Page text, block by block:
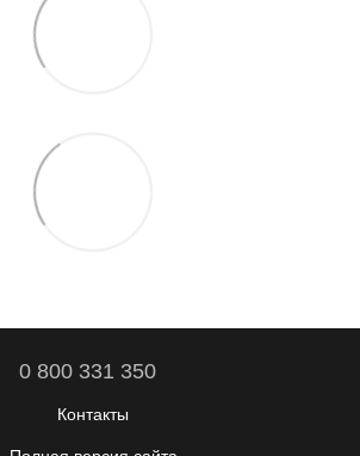
0 800 331 350
Контакты